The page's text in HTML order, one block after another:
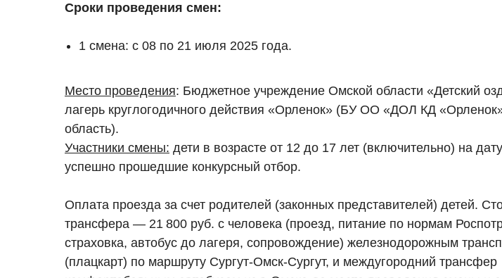
Сроки проведения смен:
1 смена: с 08 по 21 июля 2025 года.
Место проведения: Бюджетное учреждение Омской области «Детский
лагерь круглогодичного действия «Орленок» (БУ ОО «ДОЛ КД
область).
Участники смены: дети в возрасте от 12 до 17 лет (включительно) на
успешно прошедшие конкурсный отбор.
Оплата проезда за счет родителей (законных представителей) детей.
трансфера — 21 800 руб. с человека (проезд, питание по нормам
страховка, автобус до лагеря, сопровождение) железнодорожным
(плацкарт) по маршруту Сургут-Омск-Сургут, и междугородний трансфер